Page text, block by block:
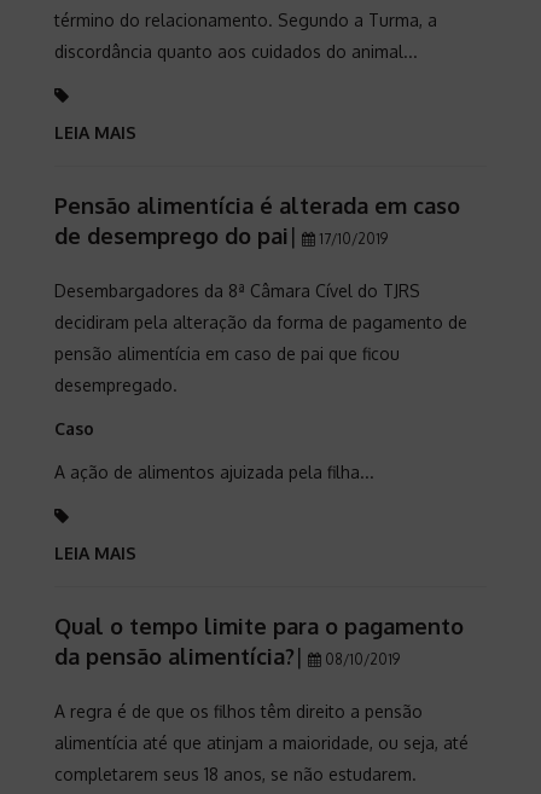
término do relacionamento. Segundo a Turma, a
discordância quanto aos cuidados do animal...
LEIA MAIS
Pensão alimentícia é alterada em caso
de desemprego do pai | 17/10/2019
Desembargadores da 8ª Câmara Cível do TJRS
decidiram pela alteração da forma de pagamento de
pensão alimentícia em caso de pai que ficou
desempregado.
Caso
A ação de alimentos ajuizada pela filha...
LEIA MAIS
Qual o tempo limite para o pagamento
da pensão alimentícia?| 08/10/2019
A regra é de que os filhos têm direito a pensão
alimentícia até que atinjam a maioridade, ou seja, até
completarem seus 18 anos, se não estudarem.